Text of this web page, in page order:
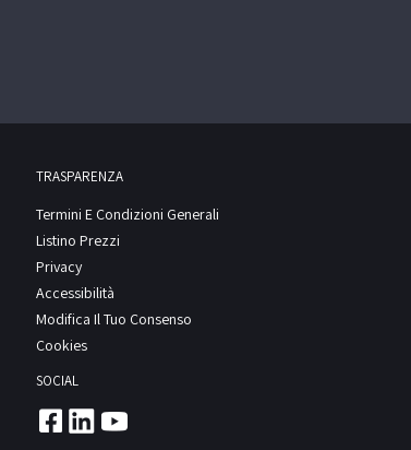
TRASPARENZA
Termini E Condizioni Generali
Listino Prezzi
Privacy
Accessibilità
Modifica Il Tuo Consenso
Cookies
SOCIAL